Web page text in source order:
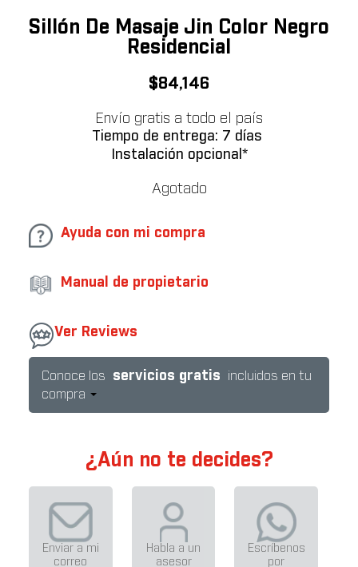
Sillón De Masaje Jin Color Negro
Residencial
$84,146
Envío gratis a todo el país
Tiempo de entrega: 7 días
Instalación opcional*
Agotado
Ayuda con mi compra
Manual de propietario
Ver Reviews
Conoce los servicios gratis
incluidos en tu
compra
¿Aún no te decides?
Enviar a mi
correo
Habla a un
asesor
Escríbenos
por